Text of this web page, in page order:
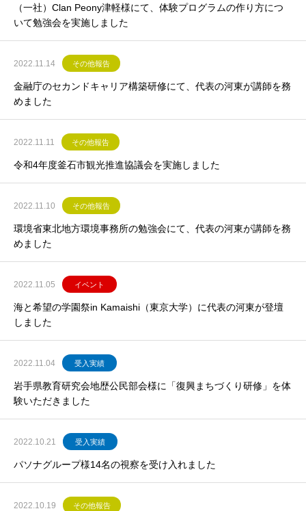
（一社）Clan Peony津軽様にて、体験プログラムの作り方につ
いて勉強会を実施しました
2022.11.14 その他報告
金融庁のセカンドキャリア構築研修にて、代表の河東が講師を務
めました
2022.11.11 その他報告
令和4年度釜石市観光推進協議会を実施しました
2022.11.10 その他報告
環境省東北地方環境事務所の勉強会にて、代表の河東が講師を務
めました
2022.11.05 イベント
海と希望の学園祭in Kamaishi（東京大学）に代表の河東が登壇
しました
2022.11.04 受入実績
岩手県教育研究会地歴公民部会様に「復興まちづくり研修」を体
験いただきました
2022.10.21 受入実績
パソナグループ様14名の視察を受け入れました
2022.10.19 その他報告